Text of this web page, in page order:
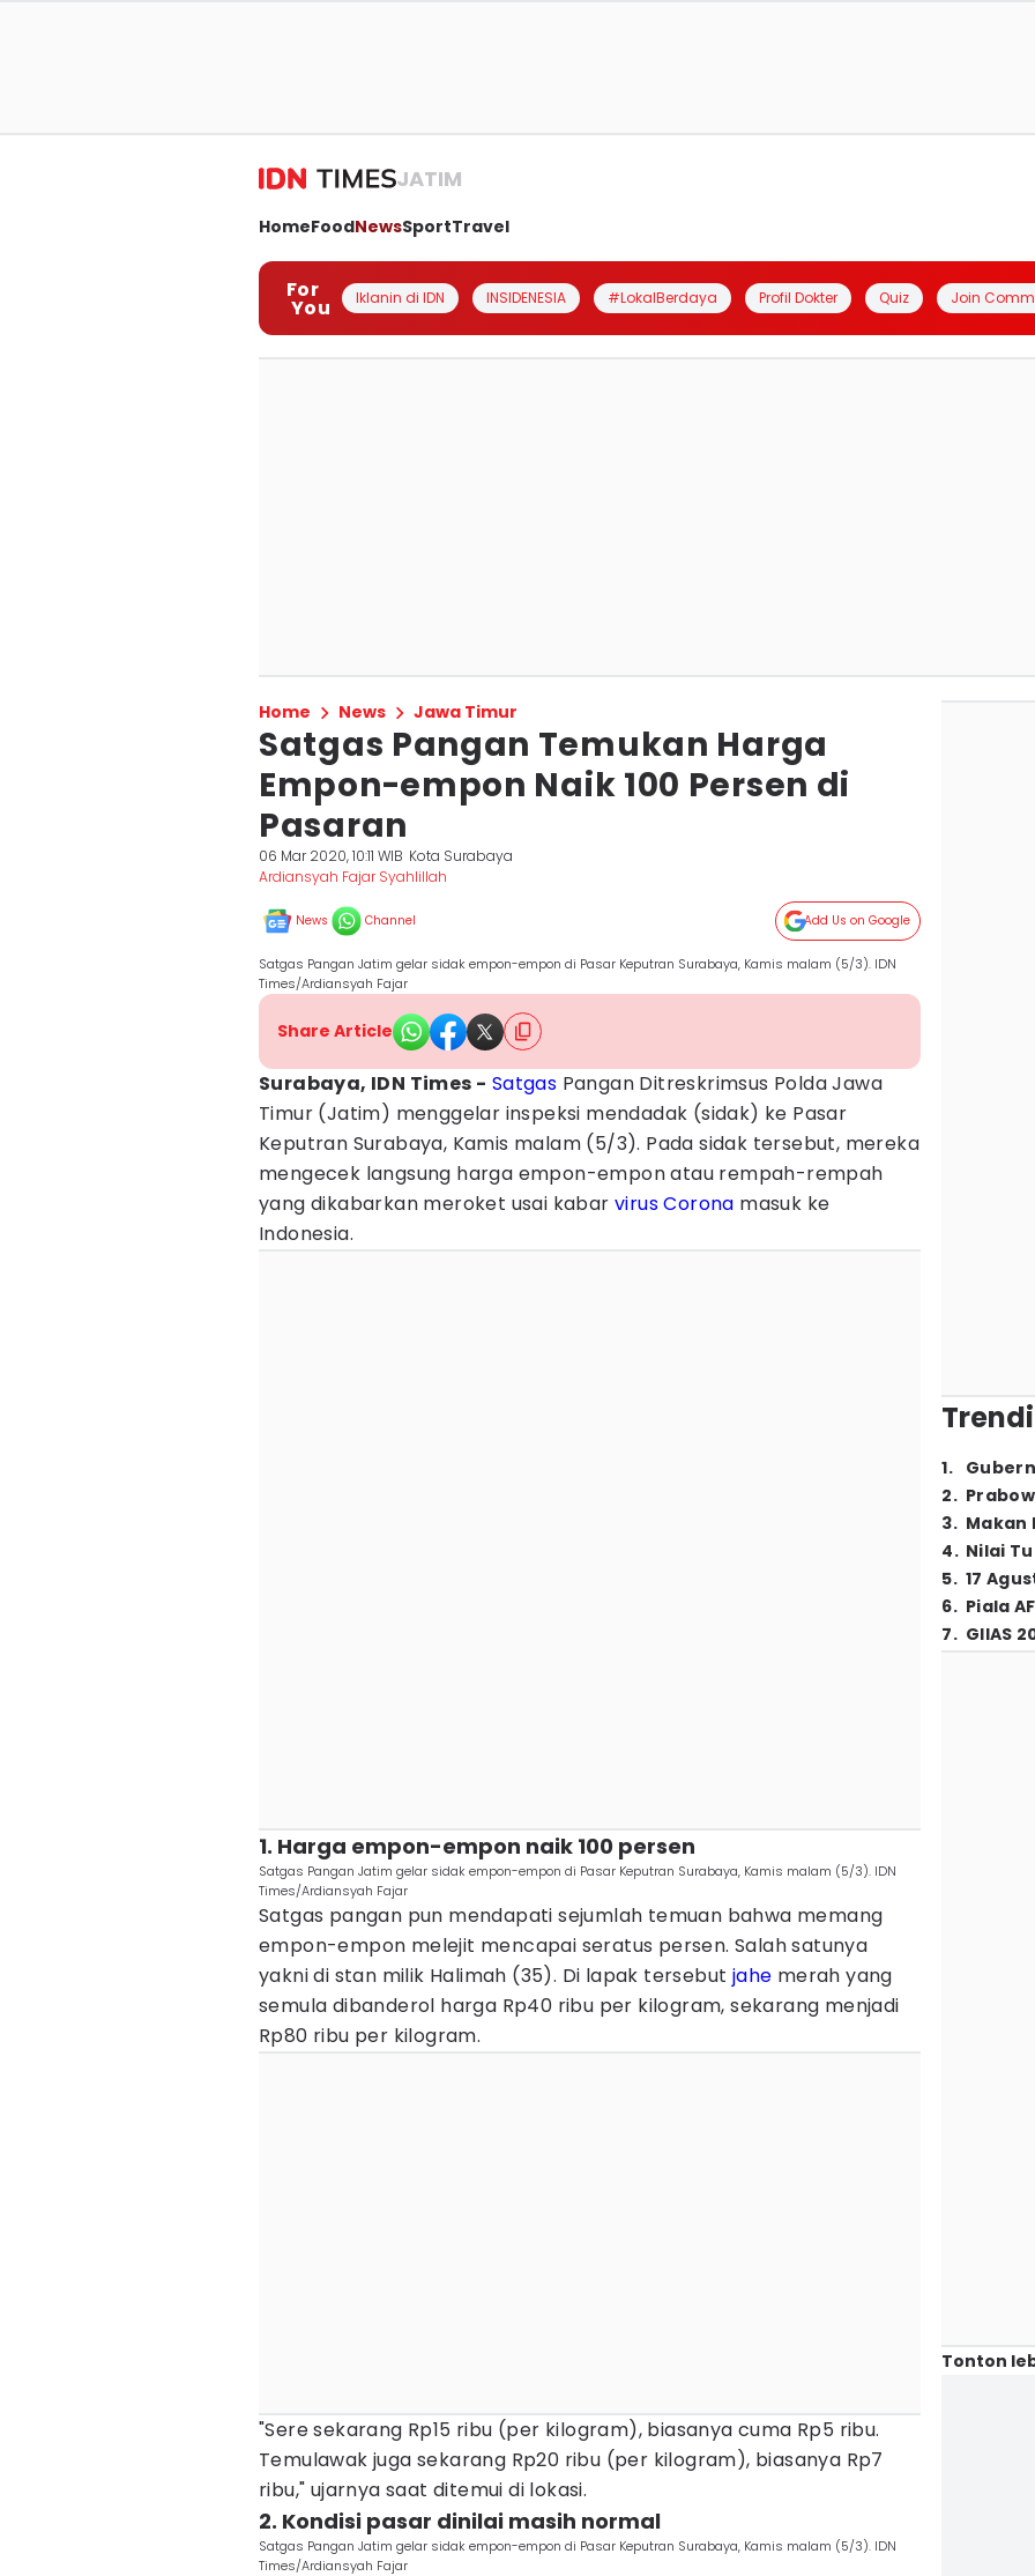
JATIM
HomeFoodNewsSportTravel
For
You Iklanin di IDN INSIDENESIA #LokalBerdaya Profil Dokter Quiz Join
Home News Jawa Timur
Satgas Pangan Temukan Harga
Empon-empon Naik 100 Persen di
Pasaran
06 Mar 2020, 10:11 WIB Kota Surabaya
Ardiansyah Fajar Syahlillah
News Channel Add Us on Google
Satgas Pangan Jatim gelar sidak empon-empon di Pasar Keputran Surabaya, Kamis malam (5/3). IDN
Times/Ardiansyah Fajar
Share Article
Surabaya, IDN Times - Satgas Pangan Ditreskrimsus Polda Jawa
Timur (Jatim) menggelar inspeksi mendadak (sidak) ke Pasar
Keputran Surabaya, Kamis malam (5/3). Pada sidak tersebut, mereka
mengecek langsung harga empon-empon atau rempah-rempah
yang dikabarkan meroket usai kabar virus Corona masuk ke
Indonesia.
1. Harga empon-empon naik 100 persen
Satgas Pangan Jatim gelar sidak empon-empon di Pasar Keputran Surabaya, Kamis malam (5/3). IDN
Times/Ardiansyah Fajar
Satgas pangan pun mendapati sejumlah temuan bahwa memang
empon-empon melejit mencapai seratus persen. Salah satunya
yakni di stan milik Halimah (35). Di lapak tersebut jahe merah yang
semula dibanderol harga Rp40 ribu per kilogram, sekarang menjadi
Rp80 ribu per kilogram.
"Sere sekarang Rp15 ribu (per kilogram), biasanya cuma Rp5 ribu.
Temulawak juga sekarang Rp20 ribu (per kilogram), biasanya Rp7
ribu," ujarnya saat ditemui di lokasi.
2. Kondisi pasar dinilai masih normal
Satgas Pangan Jatim gelar sidak empon-empon di Pasar Keputran Surabaya, Kamis malam (5/3). IDN
Times/Ardiansyah Fajar
1.
2.
3. Makan
4. Nilai
5. 17
6. Piala
7. GIIAS
Tonton